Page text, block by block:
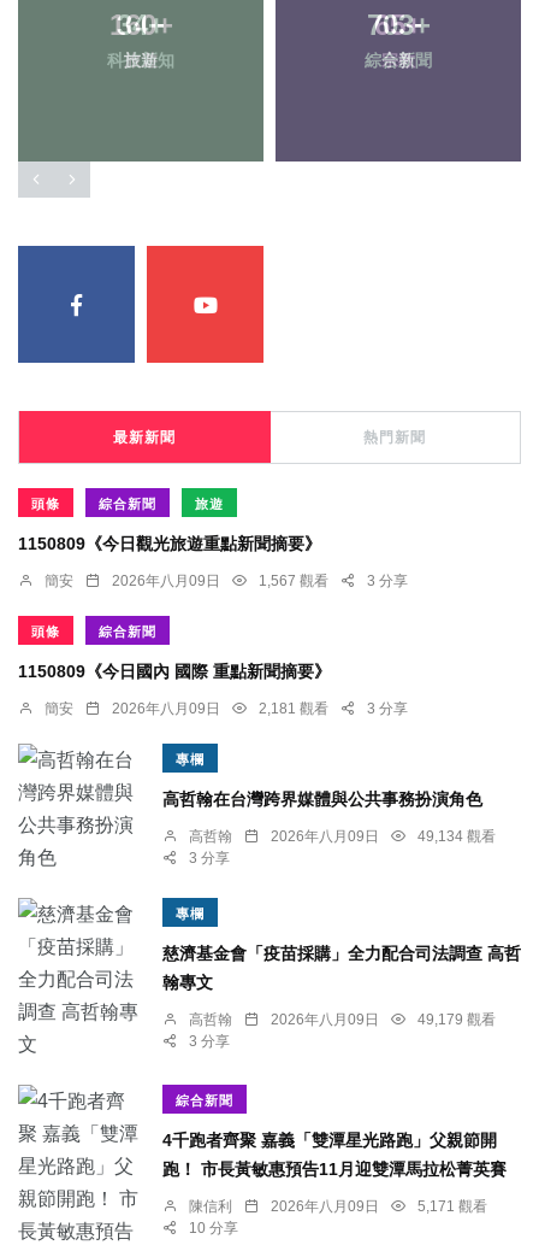
34+
科技新知
703+
綜合新聞
160+
旅遊
65+
宗教
最新新聞 熱門新聞
頭條 綜合新聞 旅遊
1150809《今日觀光旅遊重點新聞摘要》
簡安 2026年八月09日 1,567 觀看 3 分享
頭條 綜合新聞
1150809《今日國內 國際 重點新聞摘要》
簡安 2026年八月09日 2,181 觀看 3 分享
專欄
高哲翰在台灣跨界媒體與公共事務扮演角色
高哲翰 2026年八月09日
49,134 觀看
3 分享
專欄
慈濟基金會「疫苗採購」全力配合司法調查 高哲
翰專文
高哲翰 2026年八月09日
49,179 觀看
3 分享
綜合新聞
4千跑者齊聚 嘉義「雙潭星光路跑」父親節開
跑！ 市長黃敏惠預告11月迎雙潭馬拉松菁英賽
陳信利 2026年八月09日
5,171 觀看
10 分享